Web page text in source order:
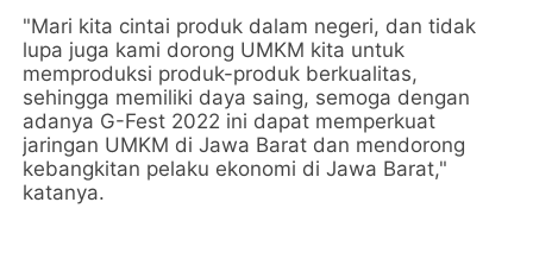
"Mari kita cintai produk dalam negeri, dan tidak
lupa juga kami dorong UMKM kita untuk
memproduksi produk-produk berkualitas,
sehingga memiliki daya saing, semoga dengan
adanya G-Fest 2022 ini dapat memperkuat
jaringan UMKM di Jawa Barat dan mendorong
kebangkitan pelaku ekonomi di Jawa Barat,"
katanya.